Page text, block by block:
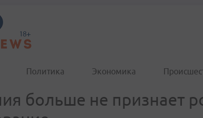
Политика Экономика
больше не признает